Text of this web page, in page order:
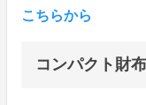
こちらから
コンパクト財